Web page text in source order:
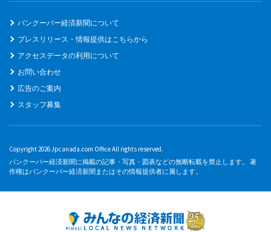
バンクーバー経済新聞について
プレスリリース・情報提供はこちらから
アクセスデータの利用について
お問い合わせ
広告のご案内
スタッフ募集
Copyright 2026 Jpcanada.com Office All rights reserved.
バンクーバー経済新聞に掲載の記事・写真・図表などの無断転載を禁止します。 著
作権はバンクーバー経済新聞またはその情報提供者に属します。